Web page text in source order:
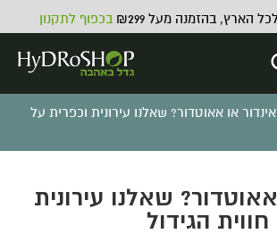
הארץ, בהזמנה מעל ₪299 בכפוף לתקנון
או אאוטדור? שאלנו עירונית וכפרית על
שאלנו עירונית
הגידול